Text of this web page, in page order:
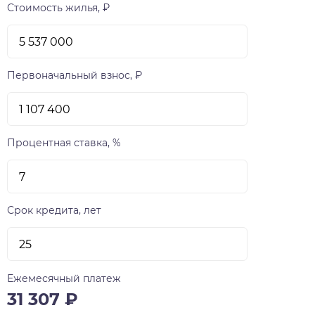
сдаваться с предчистовой отделкой white box,
электроразводку, подоконники и откосы, а
готов заниматься ремонтом могут заказать у
вида такой отделки — «Теплые тона» и
стилобатной части LUNA разместятся детская
архитектурные формы — пьяцца (маленькая
деревянный настил и комфортабельные
благоустройства двора — отдых и созерцание.
двора будут способствовать формированию по-
атмосферы. LUNA начинаются со второго
Стоимость жилья, ₽
Первоначальный взнос, ₽
Процентная ставка, %
Срок кредита, лет
Ежемесячный платеж
31 307 ₽